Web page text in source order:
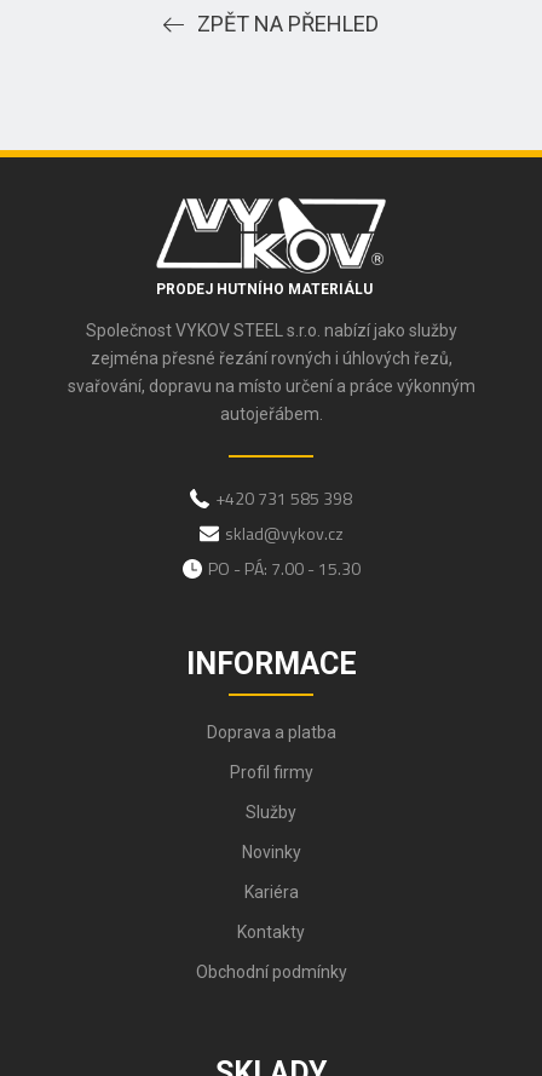
ZPĚT NA PŘEHLED
PRODEJ HUTNÍHO MATERIÁLU
Společnost VYKOV STEEL s.r.o. nabízí jako služby
zejména přesné řezání rovných i úhlových řezů,
svařování, dopravu na místo určení a práce výkonným
autojeřábem.
+420 731 585 398
sklad@vykov.cz
PO - PÁ: 7.00 - 15.30
INFORMACE
Doprava a platba
Profil firmy
Služby
Novinky
Kariéra
Kontakty
Obchodní podmínky